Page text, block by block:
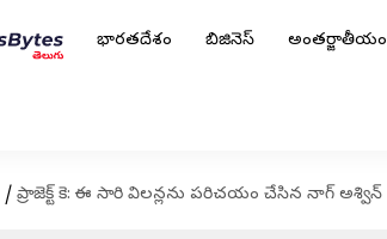
భారతదేశం బిజినెస్ అంతర్జాతీయం
/ ప్రాజెక్ట్ కె: ఈ సారి విలన్లను పరిచయం చేసిన నాగ్ అశ్విన్